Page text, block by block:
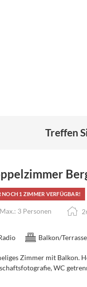
Treffen
NOCH 1 ZIMMER VERFÜGBAR!
Max.: 3 Personen
Balkon/Terrasse
Zimmer mit Balkon.
WC